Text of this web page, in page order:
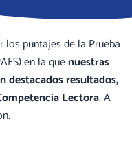
los puntajes de la Prueba
en la quenuestras
destacados resultados,
Lectora. A